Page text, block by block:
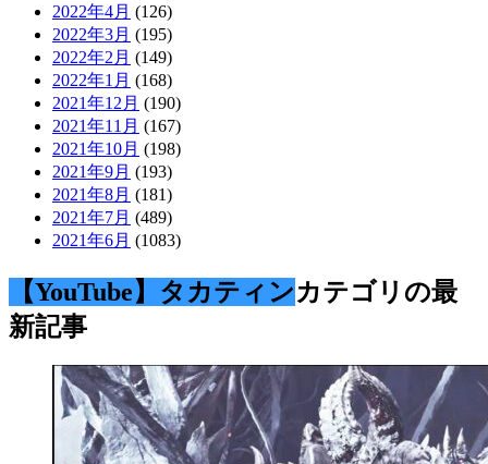
2022年4月 (126)
2022年3月 (195)
2022年2月 (149)
2022年1月 (168)
2021年12月 (190)
2021年11月 (167)
2021年10月 (198)
2021年9月 (193)
2021年8月 (181)
2021年7月 (489)
2021年6月 (1083)
【YouTube】タカティンカテゴリの最
新記事